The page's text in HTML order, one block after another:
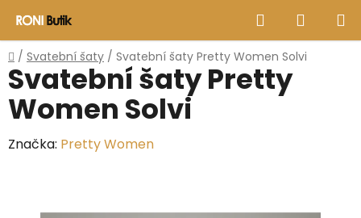
obsah
Hledat
KOŠÍK
Domů
/ Svatební šaty / Svatební šaty Pretty Women Solvi
Svatební šaty Pretty
Women Solvi
Značka: Pretty Women